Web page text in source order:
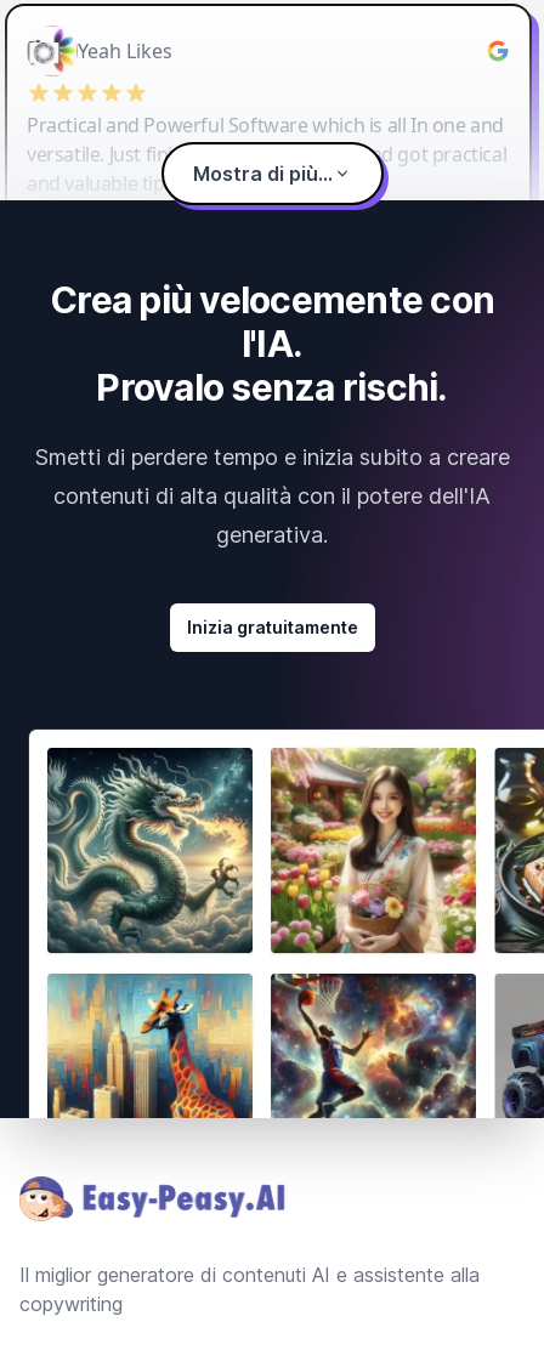
Yeah Likes
Practical and Powerful Software which is all In one and
versatile. Just finished their workshop and got practical
and valuable tips and tricks.
Mostra di più...
Crea più velocemente con
l'IA.
Provalo senza rischi.
Smetti di perdere tempo e inizia subito a creare
contenuti di alta qualità con il potere dell'IA
generativa.
Inizia gratuitamente
Il miglior generatore di contenuti AI e assistente alla
copywriting